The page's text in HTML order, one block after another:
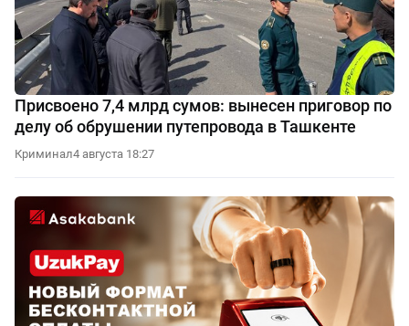
Присвоено 7,4 млрд сумов: вынесен приговор по
делу об обрушении путепровода в Ташкенте
Криминал4 августа 18:27